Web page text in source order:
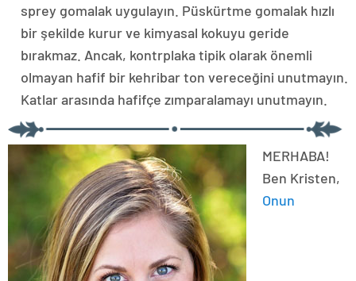
sprey gomalak uygulayın. Püskürtme gomalak hızlı
bir şekilde kurur ve kimyasal kokuyu geride
bırakmaz. Ancak, kontrplaka tipik olarak önemli
olmayan hafif bir kehribar ton vereceğini unutmayın.
Katlar arasında hafifçe zımparalamayı unutmayın.
MERHABA!
Ben Kristen,
Onun